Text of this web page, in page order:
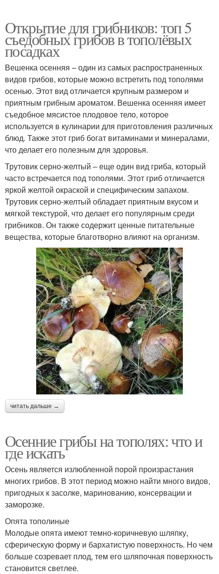
Открытие для грибников: топ 5
съедобных грибов в тополёвых
посадках
Вешенка осенняя – один из самых распространенных
видов грибов, которые можно встретить под тополями
осенью. Этот вид отличается крупным размером и
приятным грибным ароматом. Вешенка осенняя имеет
съедобное мясистое плодовое тело, которое
используется в кулинарии для приготовления различных
блюд. Также этот гриб богат витаминами и минералами,
что делает его полезным для здоровья.
Трутовик серно-желтый – еще один вид гриба, который
часто встречается под тополями. Этот гриб отличается
яркой желтой окраской и специфическим запахом.
Трутовик серно-желтый обладает приятным вкусом и
мягкой текстурой, что делает его популярным среди
грибников. Он также содержит ценные питательные
вещества, которые благотворно влияют на организм.
читать дальше →
Осенние грибы на тополях: что и
где искать
Осень является излюбленной порой произрастания
многих грибов. В этот период можно найти много видов,
пригодных к засолке, маринованию, консервации и
заморозке.
Опята тополиные
Молодые опята имеют темно-коричневую шляпку,
сферическую форму и бархатистую поверхность. Но чем
больше созревает плод, тем его шляпочная поверхность
становится светлее.